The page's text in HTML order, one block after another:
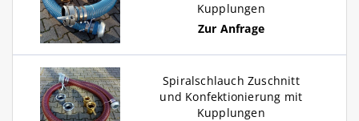
Kupplungen
Zur Anfrage
Spiralschlauch Zuschnitt
und Konfektionierung mit
Kupplungen